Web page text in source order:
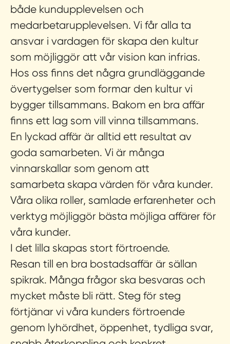
både kundupplevelsen och
medarbetarupplevelsen. Vi får alla ta
ansvar i vardagen för skapa den kultur
som möjliggör att vår vision kan infrias.
Hos oss finns det några grundläggande
övertygelser som formar den kultur vi
bygger tillsammans. Bakom en bra affär
finns ett lag som vill vinna tillsammans.
En lyckad affär är alltid ett resultat av
goda samarbeten. Vi är många
vinnarskallar som genom att
samarbeta skapa värden för våra kunder.
Våra olika roller, samlade erfarenheter och
verktyg möjliggör bästa möjliga affärer för
våra kunder.
I det lilla skapas stort förtroende.
Resan till en bra bostadsaffär är sällan
spikrak. Många frågor ska besvaras och
mycket måste bli rätt. Steg för steg
förtjänar vi våra kunders förtroende
genom lyhördhet, öppenhet, tydliga svar,